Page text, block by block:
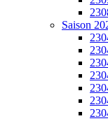
Saison